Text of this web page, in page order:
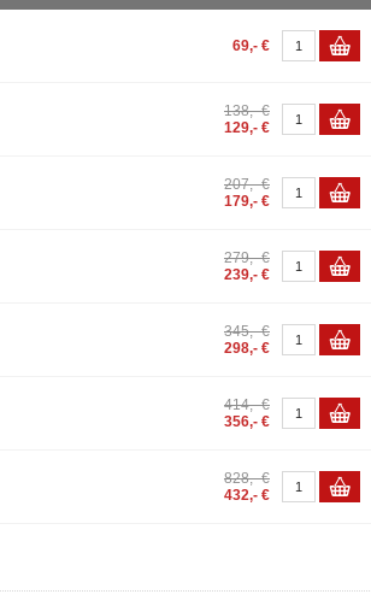
69,- €
138,- €
129,- €
207,- €
179,- €
279,- €
239,- €
345,- €
298,- €
414,- €
356,- €
828,- €
432,- €